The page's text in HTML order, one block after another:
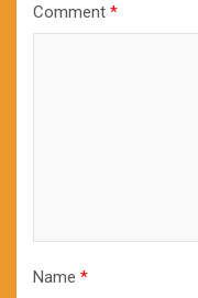
Comment *
Name *